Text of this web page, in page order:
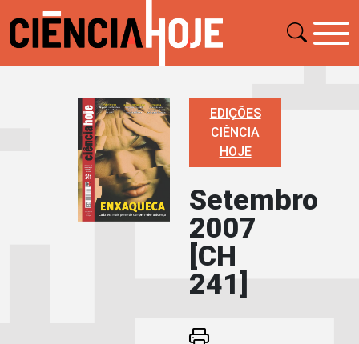
EDIÇÕES
CIÊNCIA
HOJE
Setembro
2007
[CH
241]